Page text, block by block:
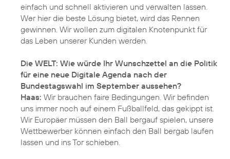
einfach und schnell aktivieren und verwalten lassen.
Wer hier die beste Lösung bietet, wird das Rennen
gewinnen. Wir wollen zum digitalen Knotenpunkt für
das Leben unserer Kunden werden.
Die WELT: Wie würde Ihr Wunschzettel an die Politik
für eine neue Digitale Agenda nach der
Bundestagswahl im September aussehen?
Haas: Wir brauchen faire Bedingungen. Wir befinden
uns immer noch auf einem Fußballfeld, das gekippt ist.
Wir Europäer müssen den Ball bergauf spielen, unsere
Wettbewerber können einfach den Ball bergab laufen
lassen und ins Tor schieben.